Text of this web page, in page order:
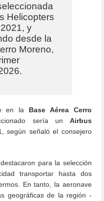
Helicopters
y
desde la
Moreno,
en la Base Aérea Cerro
sería un Airbus
según señaló el consejero
para la selección
transportar hasta dos
En tanto, la aeronave
geográficas de la región -